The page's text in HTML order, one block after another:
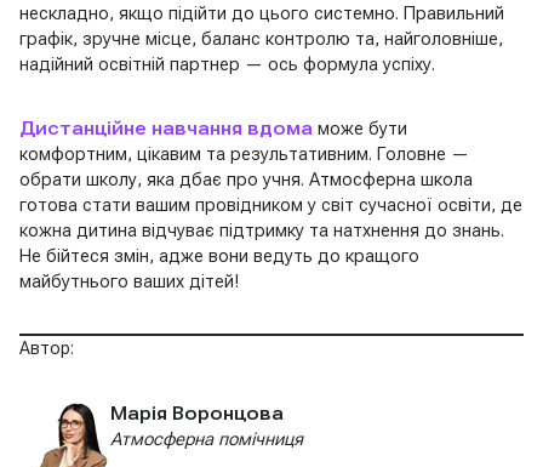
нескладно, якщо підійти до цього системно. Правильний
графік, зручне місце, баланс контролю та, найголовніше,
надійний освітній партнер — ось формула успіху.
Дистанційне навчання вдома може бути
комфортним, цікавим та результативним. Головне —
обрати школу, яка дбає про учня. Атмосферна школа
готова стати вашим провідником у світ сучасної освіти, де
кожна дитина відчуває підтримку та натхнення до знань.
Не бійтеся змін, адже вони ведуть до кращого
майбутнього ваших дітей!
Автор:
Марія Воронцова
Атмосферна помічниця